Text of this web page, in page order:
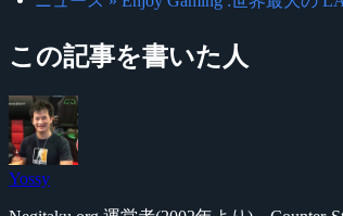
この記事を書いた人
Yossy